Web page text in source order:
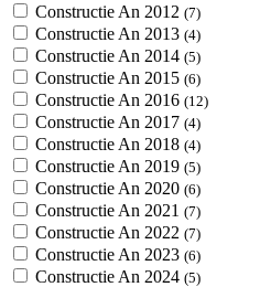
Constructie An 2012 (7)
Constructie An 2013 (4)
Constructie An 2014 (5)
Constructie An 2015 (6)
Constructie An 2016 (12)
Constructie An 2017 (4)
Constructie An 2018 (4)
Constructie An 2019 (5)
Constructie An 2020 (6)
Constructie An 2021 (7)
Constructie An 2022 (7)
Constructie An 2023 (6)
Constructie An 2024 (5)